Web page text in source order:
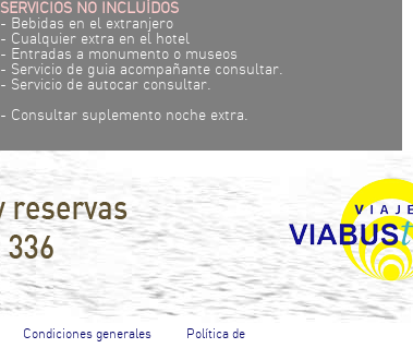
SERVICIOS NO INCLUÍDOS
- Bebidas en el extranjero
- Cualquier extra en el hotel
- Entradas a monumento o museos
- Servicio de guia acompañante consultar.
- Servicio de autocar consultar.
- Consultar suplemento noche extra.
Condiciones generales Política de